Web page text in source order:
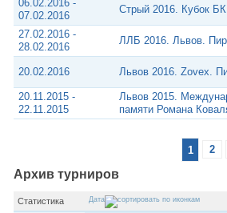
06.02.2016 -
07.02.2016
Стрый 2016. Кубок
27.02.2016 -
28.02.2016
ЛЛБ 2016. Львов.
20.02.2016 Львов 2016. Zovex.
20.11.2015 -
22.11.2015
Львов 2015.
памяти Романа
1 2
Архив турниров
Статистика Дата